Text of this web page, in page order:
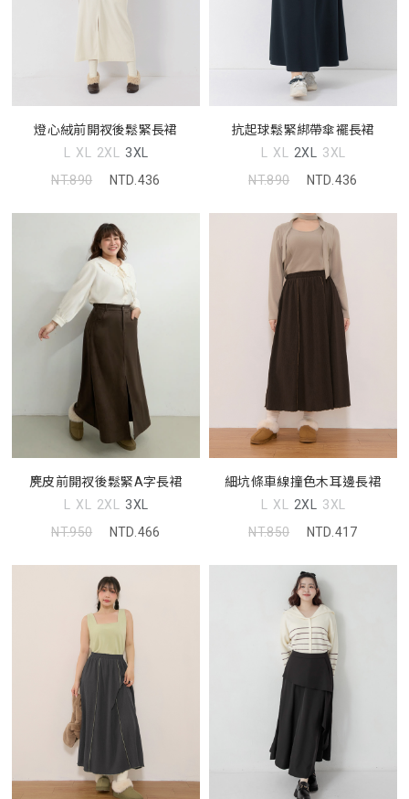
燈心絨前開衩後鬆緊長裙
L XL 2XL 3XL
NT.890
NTD.436
抗起球鬆緊綁帶傘襬長裙
L XL 2XL 3XL
NT.890
NTD.436
麂皮前開衩後鬆緊A字長裙
L XL 2XL 3XL
NT.950
NTD.466
細坑條車線撞色木耳邊長裙
L XL 2XL 3XL
NT.850
NTD.417